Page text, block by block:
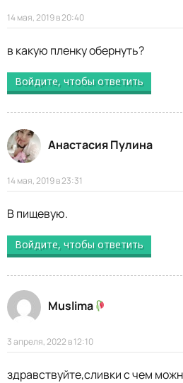
14 мая, 2019 в 20:40
в какую пленку обернуть?
Войдите, чтобы ответить
Анастасия Пулина
14 мая, 2019 в 23:31
В пищевую.
Войдите, чтобы ответить
Muslima
3 апреля, 2022 в 12:10
здравствуйте,сливки с чем